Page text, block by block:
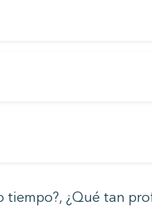
tiempo?, ¿Qué tan